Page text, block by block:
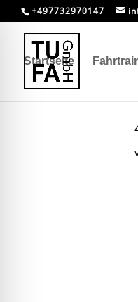
+497732970147
Startseite